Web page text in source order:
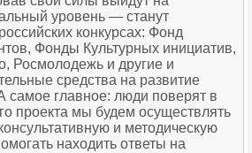
уровень — станут
конкурсах: Фонд
Фонды Культурных инициатив,
Росмолодежь и другие и
средства на развитие
самое главное: люди поверят в
проекта мы будем осуществлять
и методическую
находить ответы на